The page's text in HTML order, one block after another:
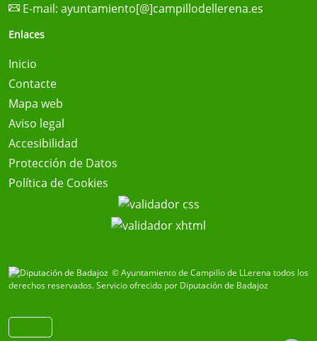
E-mail: ayuntamiento[@]campillodellerena.es
Enlaces
Inicio
Contacte
Mapa web
Aviso legal
Accesibilidad
Protección de Datos
Política de Cookies
© Ayuntamiento de Campillo de LLerena todos los
derechos reservados.Servicio ofrecido por Diputación de Badajoz